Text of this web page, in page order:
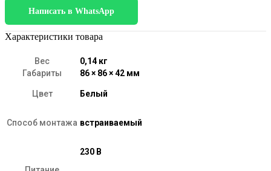
белый
Написать в WhatsApp
Характеристики товара
Вес
0,14 кг
Габариты
86 × 86 × 42 мм
Цвет Белый
Способ монтажа встраиваемый
230 В